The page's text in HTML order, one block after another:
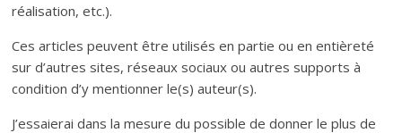
réalisation, etc.).
Ces articles peuvent être utilisés en partie ou en entièreté
sur d’autres sites, réseaux sociaux ou autres supports à
condition d’y mentionner le(s) auteur(s).
J’essaierai dans la mesure du possible de donner le plus de